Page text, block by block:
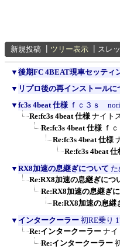
新規投稿 ツリー表示 スレ
▼ 後期FC 4BEAT現車セッティ
▼ リプロ後の再インストールに
▼ fc3s 4beat 仕様 ｆｃ３ｓ nori
Re:fc3s 4beat 仕様 ナイト
Re:fc3s 4beat 仕様 ｆ
Re:fc3s 4beat 仕様
Re:fc3s 4beat 仕
▼ RX8加速の息継ぎについて た
Re:RX8加速の息継ぎにつ
Re:RX8加速の息継ぎ
Re:RX8加速の息継
▼ インタークーラー 初RE乗り
Re:インタークーラー ナイ
Re:インタークーラー